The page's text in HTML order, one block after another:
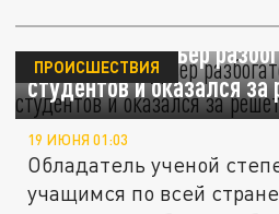
Британский курьер
студентов и оказался за
ПРОИСШЕСТВИЯ
19 ИЮНЯ 01:03
Обладатель ученой
учащимся по всей